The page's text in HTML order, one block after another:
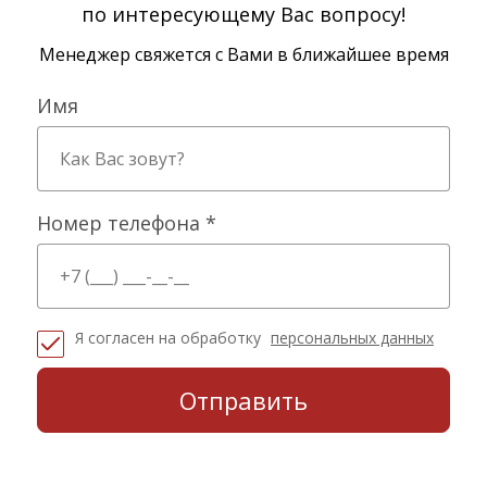
по интересующему Вас вопросу!
Менеджер свяжется с Вами в ближайшее время
Имя
Номер телефона *
Я согласен на обработку персональных данных